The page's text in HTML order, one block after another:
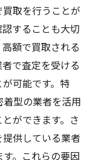
取を行うことが
することも大切
額で買取される
で査定を受ける
可能です。特
型の業者を活用
ができます。さ
供している業者
。これらの要因